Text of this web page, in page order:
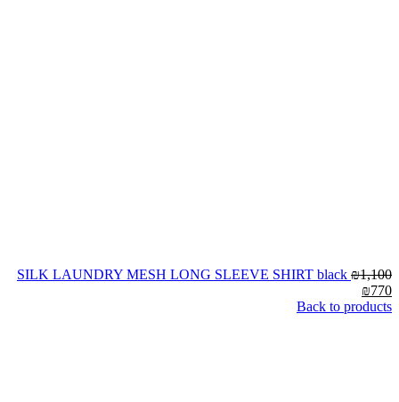
SILK LAUNDRY MESH LONG SLEEVE SHIRT black ₪1,100
₪770
Back to products